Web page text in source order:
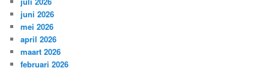
juni 2026
mei 2026
april 2026
maart 2026
februari 2026